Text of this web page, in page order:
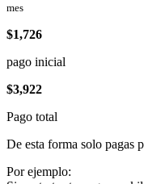
mes
$1,726
pago inicial
$3,922
Pago total
De esta forma solo pagas
Por ejemplo: